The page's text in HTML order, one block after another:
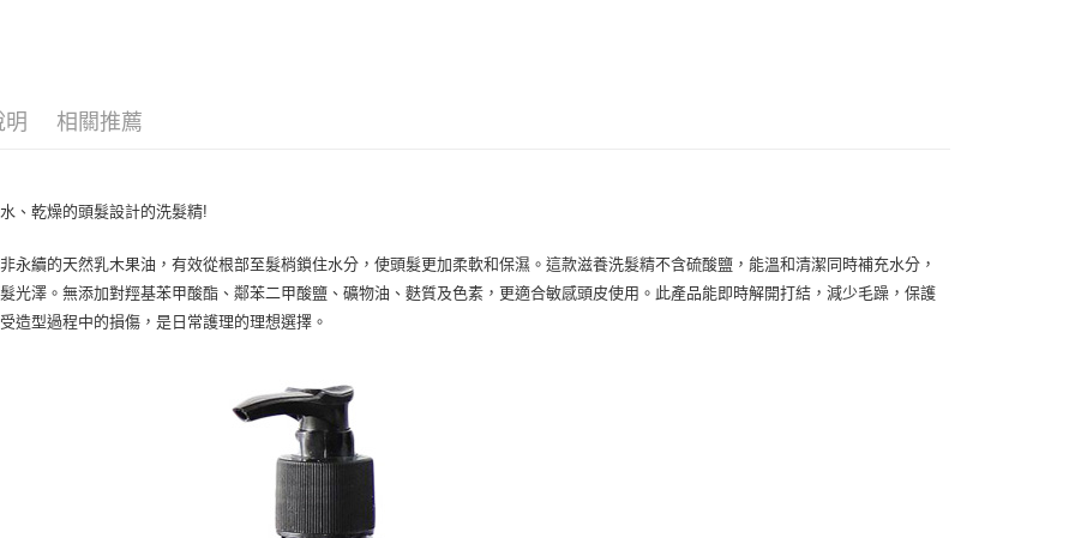
「AFTEE先享後付」，若未經同意申辦者引起之損失，本公司不負相關責
任。
宅配(本島)
明 相關推薦
、乾燥的頭髮設計的洗髮精!
永續的天然乳木果油，有效從根部至髮梢鎖住水分，使頭髮更加柔軟和保濕。這款滋養洗髮精不含硫酸鹽，能溫和清潔同時補充水分，
光澤。無添加對羥基苯甲酸酯、鄰苯二甲酸鹽、礦物油、麩質及色素，更適合敏感頭皮使用。此產品能即時解開打結，減少毛躁，保護
造型過程中的損傷，是日常護理的理想選擇。